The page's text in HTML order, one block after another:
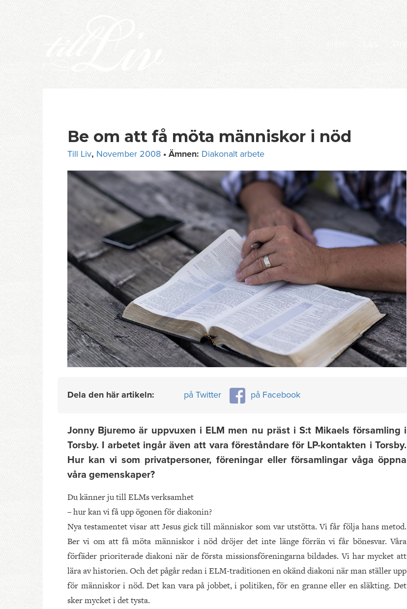
Be om att få möta människor i nöd
Till Liv, November 2008 • Ämnen: Diakonalt arbete
Dela den här artikeln: på Twitter på Facebook
Jonny Bjuremo är uppvuxen i ELM men nu präst i S:t Mikaels församling i
Torsby. I arbetet ingår även att vara föreståndare för LP-kontakten i Torsby.
Hur kan vi som privatpersoner, föreningar eller församlingar våga öppna
våra gemenskaper?
Du känner ju till ELMs verksamhet
– hur kan vi få upp ögonen för diakonin?
Nya testamentet visar att Jesus gick till människor som var utstötta. Vi får följa hans metod.
Ber vi om att få möta människor i nöd dröjer det inte länge förrän vi får bönesvar. Våra
förfäder prioriterade diakoni när de första missionsföreningarna bildades. Vi har mycket att
lära av historien. Och det pågår redan i ELM-traditionen en okänd diakoni när man ställer upp
för människor i nöd. Det kan vara på jobbet, i politiken, för en granne eller en släkting. Det
sker mycket i det tysta.